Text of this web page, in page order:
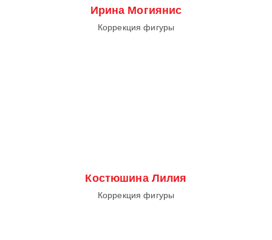
Ирина Могиянис
Коррекция фигуры
Костюшина Лилия
Коррекция фигуры